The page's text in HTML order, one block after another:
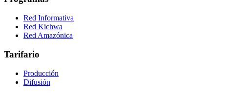
Red Informativa
Red Kichwa
Red Amazónica
Tarifario
Producción
Difusión